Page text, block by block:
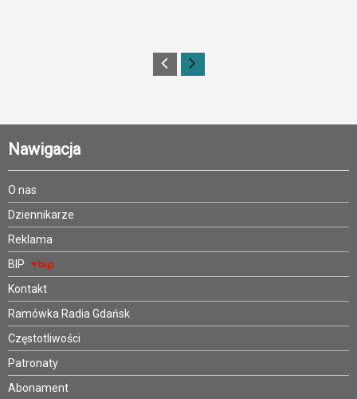
Nawigacja
O nas
Dziennikarze
Reklama
BIP
Kontakt
Ramówka Radia Gdańsk
Częstotliwości
Patronaty
Abonament